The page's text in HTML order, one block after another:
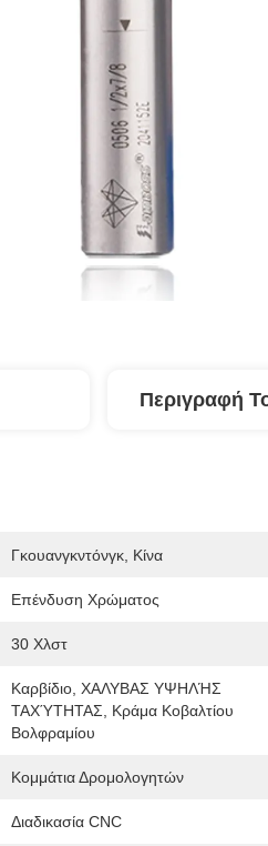
Περιγραφή
Γκουανγκντόνγκ, Κίνα
Επένδυση Χρώματος
30 Χλστ
Καρβίδιο, ΧΑΛΥΒΑΣ ΥΨΗΛΉΣ
ΤΑΧΎΤΗΤΑΣ, Κράμα Κοβαλτίου
Βολφραμίου
Κομμάτια Δρομολογητών
Διαδικασία CNC